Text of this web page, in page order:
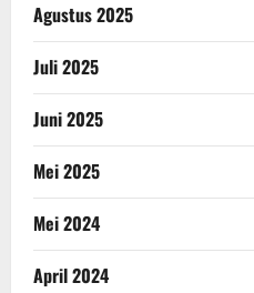
Agustus 2025
Juli 2025
Juni 2025
Mei 2025
Mei 2024
April 2024